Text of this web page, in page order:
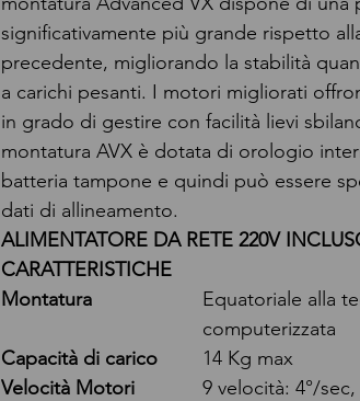
significativamente più grande rispetto
precedente, migliorando la stabilità
a carichi pesanti. I motori migliorati
in grado di gestire con facilità lievi
montatura AVX è dotata di orologio
batteria tampone e quindi può essere
dati di allineamento.
ALIMENTATORE DA RETE 220V
CARATTERISTICHE
Montatura
Equatoriale alla
computerizzata
Capacità di carico
14 Kg max
Velocità Motori
9 velocità: 4°/